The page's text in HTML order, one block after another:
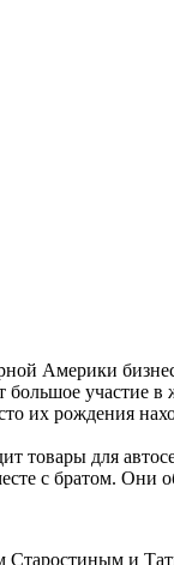
Америки
участие
рождения
товары для
с братом. Они
и